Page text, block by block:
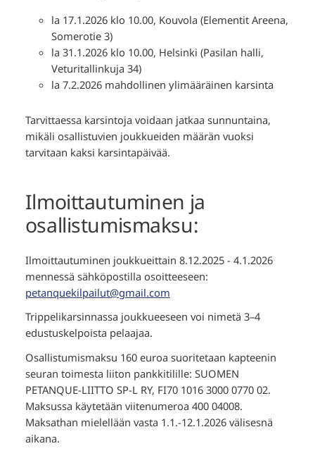
la 17.1.2026 klo 10.00, Kouvola (Elementit Areena,
Somerotie 3)
la 31.1.2026 klo 10.00, Helsinki (Pasilan halli,
Veturitallinkuja 34)
la 7.2.2026 mahdollinen ylimääräinen karsinta
Tarvittaessa karsintoja voidaan jatkaa sunnuntaina,
mikäli osallistuvien joukkueiden määrän vuoksi
tarvitaan kaksi karsintapäivää.
Ilmoittautuminen ja
osallistumismaksu:
Ilmoittautuminen joukkueittain 8.12.2025 - 4.1.2026
mennessä sähköpostilla osoitteeseen:
petanquekilpailut@gmail.com
Trippelikarsinnassa joukkueeseen voi nimetä 3–4
edustuskelpoista pelaajaa.
Osallistumismaksu 160 euroa suoritetaan kapteenin
seuran toimesta liiton pankkitilille: SUOMEN
PETANQUE-LIITTO SP-L RY, FI70 1016 3000 0770 02.
Maksussa käytetään viitenumeroa 400 04008.
Maksathan mielellään vasta 1.1.-12.1.2026 välisesnä
aikana.